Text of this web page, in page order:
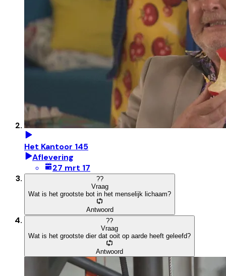
Het Kantoor 145
Aflevering
27 mrt 17
??
Vraag
Wat is het grootste bot in het menselijk lichaam?
Antwoord
??
Vraag
Wat is het grootste dier dat ooit op aarde heeft geleefd?
Antwoord